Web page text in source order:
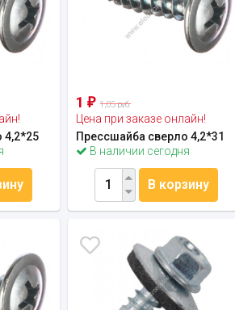
4,2*25
1₽ 1,05 руб.
Цена при заказе онлайн!
Прессшайба сверло 4,2*31
В наличии сегодня
В корзину